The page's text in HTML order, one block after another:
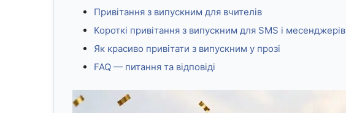
Привітання з випускним для вчителів
Короткі привітання з випускним для SMS і месенджерів
Як красиво привітати з випускним у прозі
FAQ — питання та відповіді